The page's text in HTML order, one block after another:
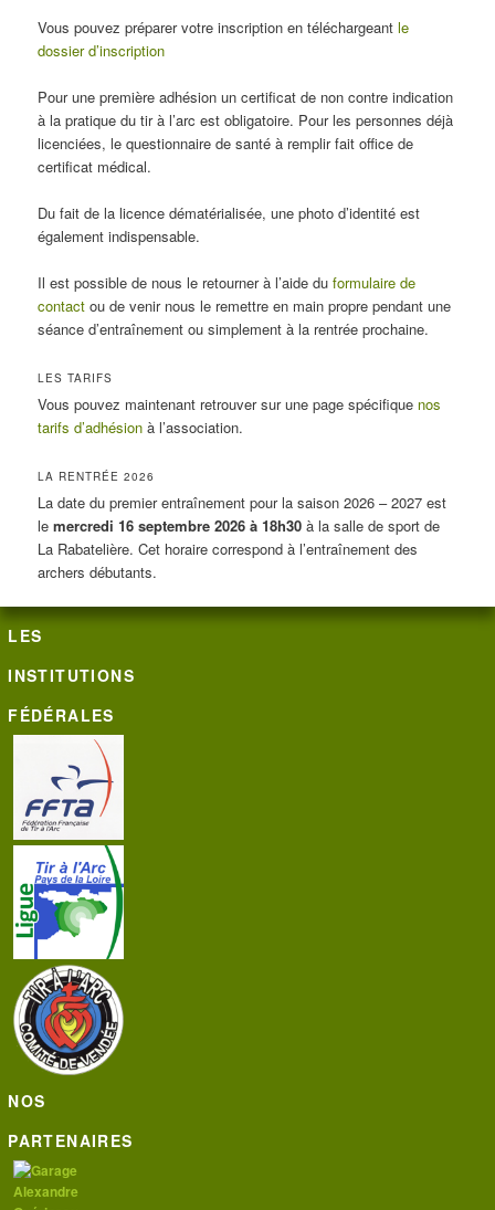
Vous pouvez préparer votre inscription en téléchargeantle
dossier d’inscription
Pour une première adhésion un certificat de non contre indication
à la pratique du tir à l’arc est obligatoire. Pour les personnes déjà
licenciées, le questionnaire de santé à remplir fait office de
certificat médical.
Du fait de la licence dématérialisée, une photo d’identité est
également indispensable.
Il est possible de nous le retourner à l’aide duformulaire de
contact ou de venir nous le remettre en main propre pendant une
séance d’entraînement ou simplement à la rentrée prochaine.
LES TARIFS
Vous pouvez maintenant retrouver sur une page spécifique nos
tarifs d’adhésion à l’association.
LA RENTRÉE 2026
La date du premier entraînement pour la saison 2026 – 2027 est
lemercredi 16 septembre 2026 à 18h30 à la salle de sport de
La Rabatelière. Cet horaire correspond à l’entraînement des
archers débutants.
LES
INSTITUTIONS
FÉDÉRALES
NOS
PARTENAIRES